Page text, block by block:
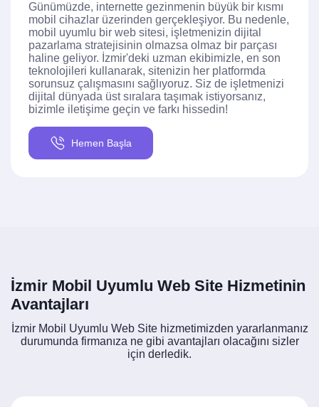
Günümüzde, internette gezinmenin büyük bir kısmı
mobil cihazlar üzerinden gerçekleşiyor. Bu nedenle,
mobil uyumlu bir web sitesi, işletmenizin dijital
pazarlama stratejisinin olmazsa olmaz bir parçası
haline geliyor. İzmir'deki uzman ekibimizle, en son
teknolojileri kullanarak, sitenizin her platformda
sorunsuz çalışmasını sağlıyoruz. Siz de işletmenizi
dijital dünyada üst sıralara taşımak istiyorsanız,
bizimle iletişime geçin ve farkı hissedin!
Hemen Başla
İzmir Mobil Uyumlu Web Site Hizmetinin
Avantajları
İzmir Mobil Uyumlu Web Site hizmetimizden yararlanmanız
durumunda firmanıza ne gibi avantajları olacağını sizler
için derledik.